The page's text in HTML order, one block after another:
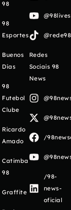
98
98
Esportes
Buenos
Días
98
Futebol
Clube
Ricardo
Amado
Catimba
98
Graffite
Redes
Sociais 98
News
/
/98-
news-
oficial